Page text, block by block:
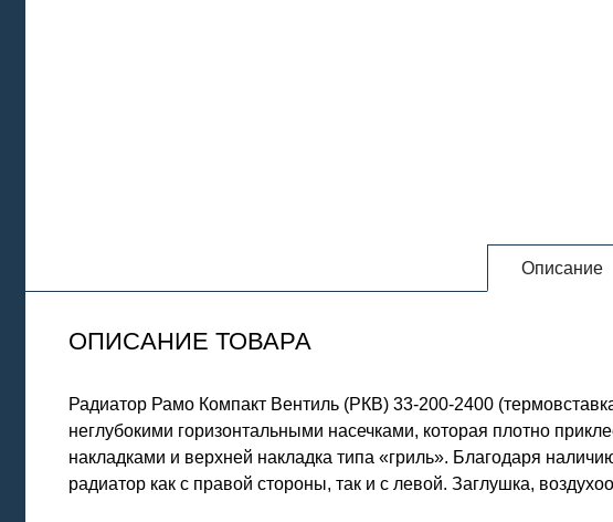
Описание
ОПИСАНИЕ ТОВАРА
Радиатор Рамо Компакт Вентиль (РКВ) 33-200-2400
неглубокими горизонтальными насечками, которая плотно
накладками и верхней накладка типа «гриль». Благодаря
радиатор как с правой стороны, так и с левой. Заглушка,